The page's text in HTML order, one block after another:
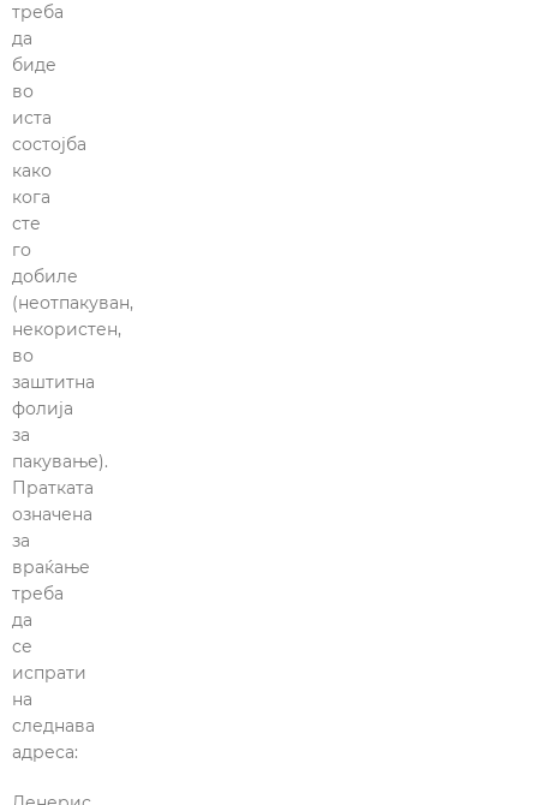
треба
да
биде
во
иста
состојба
како
кога
сте
го
добиле
(неотпакуван,
некористен,
во
заштитна
фолија
за
пакување).
Пратката
означена
за
враќање
треба
да
се
испрати
на
следнава
адреса: